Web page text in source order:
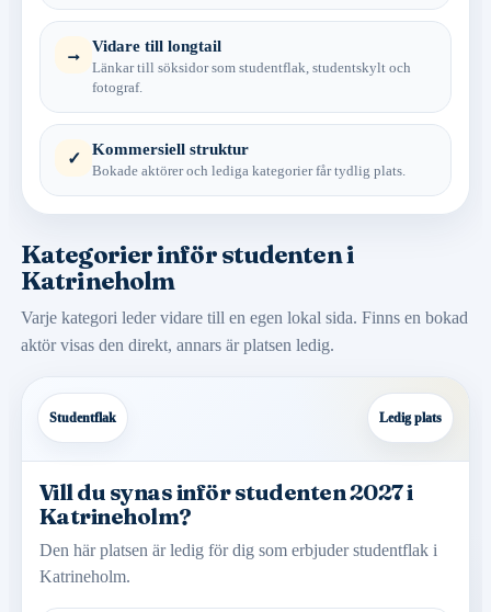
→ Vidare till longtail
Länkar till söksidor som studentflak, studentskylt och
fotograf.
✓ Kommersiell struktur
Bokade aktörer och lediga kategorier får tydlig plats.
Kategorier inför studenten i
Katrineholm
Varje kategori leder vidare till en egen lokal sida. Finns en bokad
aktör visas den direkt, annars är platsen ledig.
Studentflak Ledig plats
Vill du synas inför studenten 2027 i
Katrineholm?
Den här platsen är ledig för dig som erbjuder studentflak i
Katrineholm.